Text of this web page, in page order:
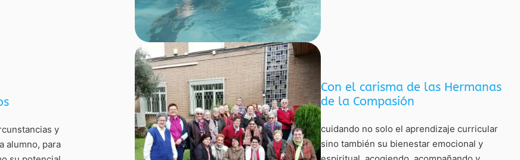
y
alumno, para
Con el carisma de las Hermanas
de la Compasión
cuidando no solo el aprendizaje curricular
sino también su bienestar emocional y